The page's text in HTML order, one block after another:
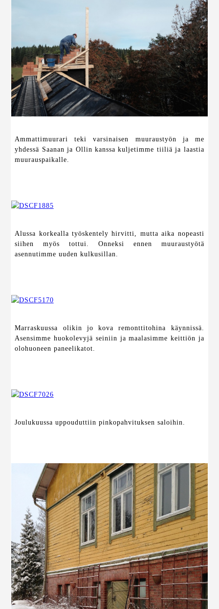
Ammattimuurari teki varsinaisen muuraustyön ja me
yhdessä Saanan ja Ollin kanssa kuljetimme tiiliä ja laastia
muurauspaikalle.
Alussa korkealla työskentely hirvitti, mutta aika nopeasti
siihen myös tottui. Onneksi ennen muuraustyötä
asennutimme uuden kulkusillan.
Marraskuussa olikin jo kova remonttitohina käynnissä.
Asensimme huokolevyjä seiniin ja maalasimme keittiön ja
olohuoneen paneelikatot.
Joulukuussa uppouduttiin pinkopahvituksen saloihin.